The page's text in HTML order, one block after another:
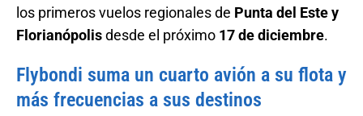
los primeros vuelos regionales de Punta del Este y
Florianópolisdesde el próximo 17 de diciembre.
Flybondi suma un cuarto avión a su flota y
más frecuencias a sus destinos